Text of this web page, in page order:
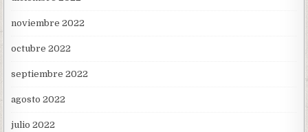
noviembre 2022
octubre 2022
septiembre 2022
agosto 2022
julio 2022